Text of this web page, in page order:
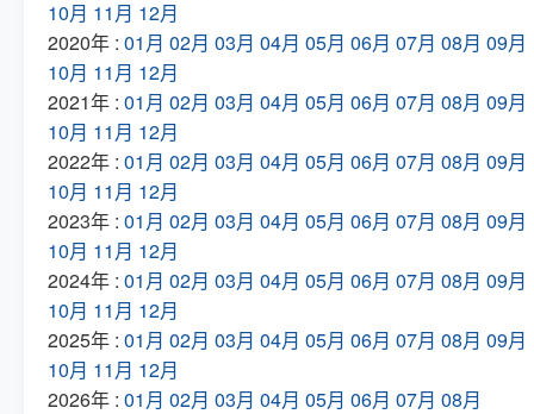
10月 11月 12月
2020年 : 01月 02月 03月 04月 05月 06月 07月 08月 09月
10月 11月 12月
2021年 : 01月 02月 03月 04月 05月 06月 07月 08月 09月
10月 11月 12月
2022年 : 01月 02月 03月 04月 05月 06月 07月 08月 09月
10月 11月 12月
2023年 : 01月 02月 03月 04月 05月 06月 07月 08月 09月
10月 11月 12月
2024年 : 01月 02月 03月 04月 05月 06月 07月 08月 09月
10月 11月 12月
2025年 : 01月 02月 03月 04月 05月 06月 07月 08月 09月
10月 11月 12月
2026年 : 01月 02月 03月 04月 05月 06月 07月 08月